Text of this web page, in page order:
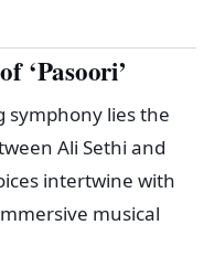
‘Pasoori’
lies the
Ali Sethi and
intertwine with
musical